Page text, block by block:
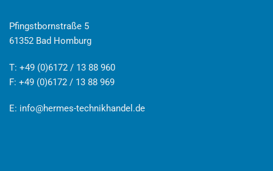
Pfingstbornstraße 5
61352 Bad Homburg
T: +49 (0)6172 / 13 88 960
F: +49 (0)6172 / 13 88 969
E: info@hermes-technikhandel.de